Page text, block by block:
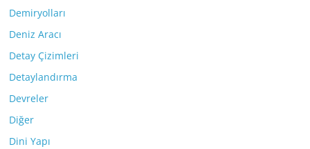
Demiryolları
Deniz Aracı
Detay Çizimleri
Detaylandırma
Devreler
Diğer
Dini Yapı